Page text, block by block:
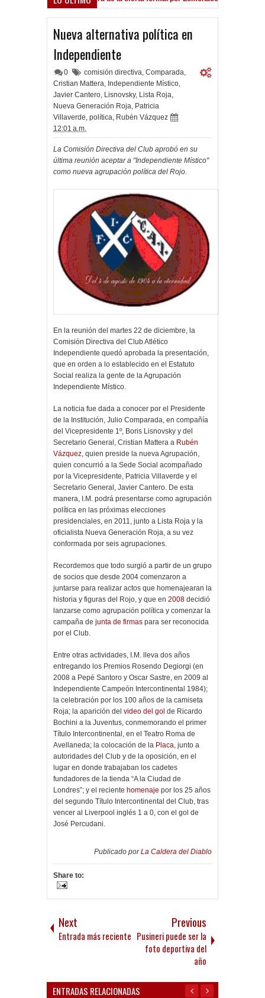
Nueva alternativa política en
Independiente
0 comisión directiva, Comparada,
Cristian Mattera, Independiente Místico,
Javier Cantero, Lisnovsky, Lista Roja,
Nueva Generación Roja, Patricia
Villaverde, política, Rubén Vázquez
12:01 a.m.
La Comisión Directiva del Club aprobó en su
última reunión aceptar a "Independiente Místico"
como nueva agrupación política del Rojo.
En la reunión del martes 22 de diciembre, la
Comisión Directiva del Club Atlético
Independiente quedó aprobada la presentación,
que en orden a lo establecido en el Estatuto
Social realiza la gente de la Agrupación
Independiente Místico.
La noticia fue dada a conocer por el Presidente
de la Institución, Julio Comparada, en compañía
del Vicepresidente 1º, Boris Lisnovsky y del
Secretario General, Cristian Mattera a Rubén
Vázquez, quien preside la nueva Agrupación,
quien concurrió a la Sede Social acompañado
por la Vicepresidente, Patricia Villaverde y el
Secretario General, Javier Cantero. De esta
manera, I.M. podrá presentarse como agrupación
política en las próximas elecciones
presidenciales, en 2011, junto a Lista Roja y la
oficialista Nueva Generación Roja, a su vez
conformada por seis agrupaciones.
Recordemos que todo surgió a partir de un grupo
de socios que desde 2004 comenzaron a
juntarse para realizar actos que homenajearan la
historia y figuras del Rojo, y que en 2008 decidió
lanzarse como agrupación política y comenzar la
campaña de junta de firmas para ser reconocida
por el Club.
Entre otras actividades, I.M. lleva dos años
entregando los Premios Rosendo Degiorgi (en
2008 a Pepé Santoro y Oscar Sastre, en 2009 al
Independiente Campeón Intercontinental 1984);
la celebración por los 100 años de la camiseta
Roja; la aparición del video del gol de Ricardo
Bochini a la Juventus, conmemorando el primer
Título Intercontinental, en el Teatro Roma de
Avellaneda; la colocación de la Placa, junto a
autoridades del Club y de la oposición, en el
lugar en donde trabajaban los cadetes
fundadores de la tienda “A la Ciudad de
Londres”; y el reciente homenaje por los 25 años
del segundo Título Intercontinental del Club, tras
vencer al Liverpool inglés 1 a 0, con el gol de
José Percudani.
Publicado porLa Caldera del Diablo
Share to:
Next
Entrada más reciente
Previous
Pusineri puede ser la
foto deportiva del
año
ENTRADAS RELACIONADAS